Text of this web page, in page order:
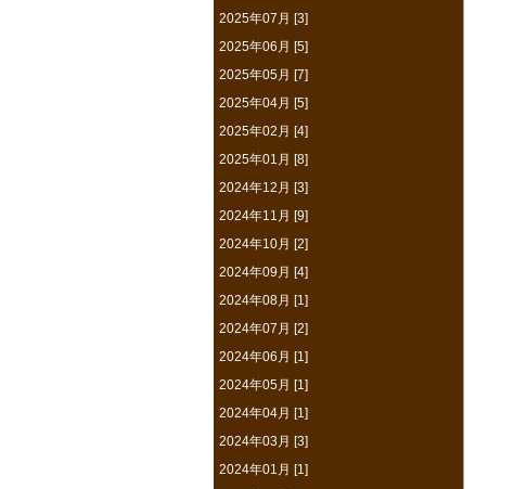
2025年07月 [3]
2025年06月 [5]
2025年05月 [7]
2025年04月 [5]
2025年02月 [4]
2025年01月 [8]
2024年12月 [3]
2024年11月 [9]
2024年10月 [2]
2024年09月 [4]
2024年08月 [1]
2024年07月 [2]
2024年06月 [1]
2024年05月 [1]
2024年04月 [1]
2024年03月 [3]
2024年01月 [1]